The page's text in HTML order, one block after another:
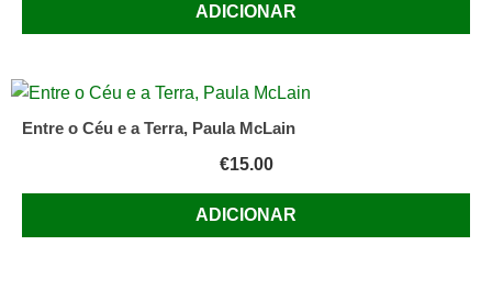
ADICIONAR
Entre o Céu e a Terra, Paula McLain
€15.00
ADICIONAR